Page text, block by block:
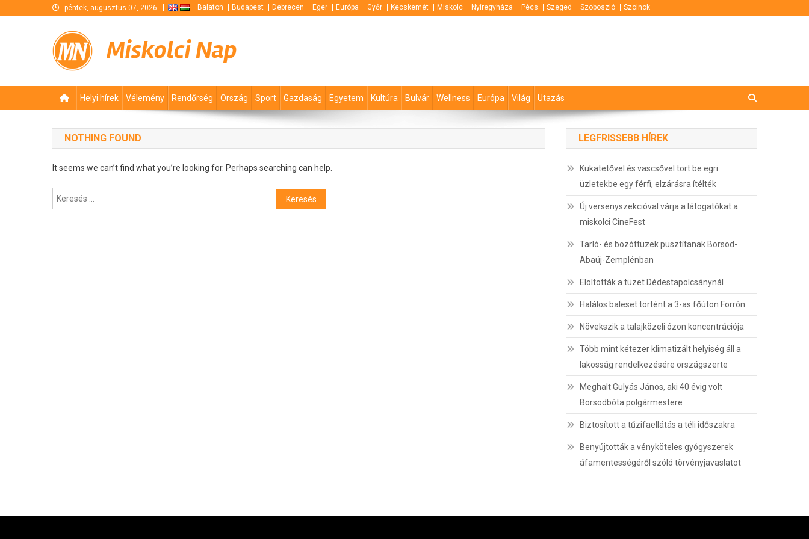
péntek, augusztus 07, 2026 Balaton Budapest Debrecen Eger Európa Győr Kecskemét Miskolc Nyíregyháza Pécs Szeged Szoboszló Szolnok
Miskolci Nap
Helyi hírek Vélemény Rendőrség Ország Sport Gazdaság Egyetem Kultúra Bulvár Wellness Európa Világ Utazás
NOTHING FOUND
It seems we can’t find what you’re looking for. Perhaps searching can help.
Keresés:
LEGFRISSEBB HÍREK
Kukatetővel és vascsővel tört be egri
üzletekbe egy férfi, elzárásra ítélték
Új versenyszekcióval várja a látogatókat a
miskolci CineFest
Tarló- és bozóttüzek pusztítanak Borsod-
Abaúj-Zemplénban
Eloltották a tüzet Dédestapolcsánynál
Halálos baleset történt a 3-as főúton Forrón
Növekszik a talajközeli ózon koncentrációja
Több mint kétezer klimatizált helyiség áll a
lakosság rendelkezésére országszerte
Meghalt Gulyás János, aki 40 évig volt
Borsodbóta polgármestere
Biztosított a tűzifaellátás a téli időszakra
Benyújtották a vényköteles gyógyszerek
áfamentességéről szóló törvényjavaslatot